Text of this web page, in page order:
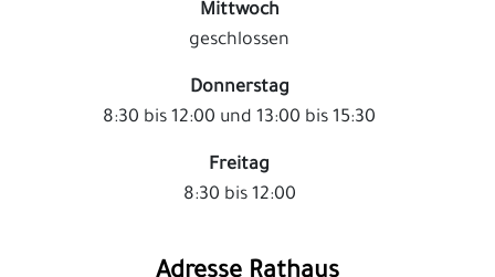
Mittwoch
geschlossen
Donnerstag
8:30 bis 12:00 und 13:00 bis 15:30
Freitag
8:30 bis 12:00